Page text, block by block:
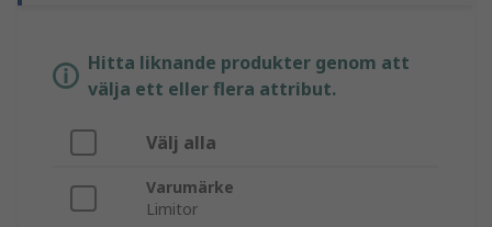
Hitta liknande produkter genom att
välja ett eller flera attribut.
Välj alla
Varumärke
Limitor